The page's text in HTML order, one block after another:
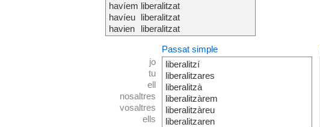
havíem
havíeu
havien
liberalitzat
liberalitzat
liberalitzat
jo
tu
ell
nosaltres
vosaltres
ells
Passat simple
liberalitzí
liberalitzares
liberalitzà
liberalitzàrem
liberalitzàreu
liberalitzaren